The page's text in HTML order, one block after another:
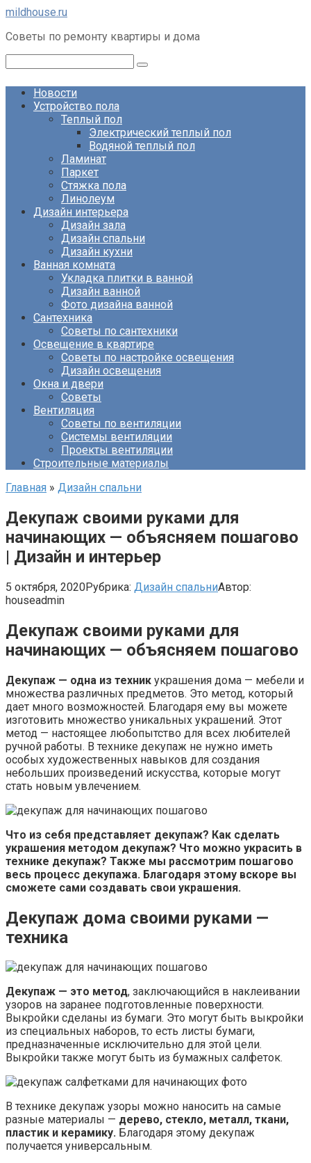
Перейти
контенту
mildhouse.ru
Советы по ремонту квартиры и дома
Новости
Устройство пола
Теплый пол
Электрический теплый пол
Водяной теплый пол
Ламинат
Паркет
Стяжка пола
Линолеум
Дизайн интерьера
Дизайн зала
Дизайн спальни
Дизайн кухни
Ванная комната
Укладка плитки в ванной
Дизайн ванной
Фото дизайна ванной
Сантехника
Советы по сантехники
Освещение в квартире
Советы по настройке освещения
Дизайн освещения
Окна и двери
Советы
Вентиляция
Советы по вентиляции
Системы вентиляции
Проекты вентиляции
Строительные материалы
Главная » Дизайн спальни
Декупаж своими руками для
начинающих — объясняем пошагово
| Дизайн и интерьер
5 октября, 2020Рубрика: Дизайн спальниАвтор:
houseadmin
Декупаж своими руками для
начинающих — объясняем пошагово
Декупаж — одна из техник украшения дома — мебели и
множества различных предметов. Это метод, который
дает много возможностей. Благодаря ему вы можете
изготовить множество уникальных украшений. Этот
метод — настоящее любопытство для всех любителей
ручной работы. В технике декупаж не нужно иметь
особых художественных навыков для создания
небольших произведений искусства, которые могут
стать новым увлечением.
Что из себя представляет декупаж? Как сделать
украшения методом декупаж? Что можно украсить в
технике декупаж? Также мы рассмотрим пошагово
весь процесс декупажа. Благодаря этому вскоре вы
сможете сами создавать свои украшения.
Декупаж дома своими руками —
техника
Декупаж — это метод, заключающийся в наклеивании
узоров на заранее подготовленные поверхности.
Выкройки сделаны из бумаги. Это могут быть выкройки
из специальных наборов, то есть листы бумаги,
предназначенные исключительно для этой цели.
Выкройки также могут быть из бумажных салфеток.
В технике декупаж узоры можно наносить на самые
разные материалы — дерево, стекло, металл, ткани,
пластик и керамику. Благодаря этому декупаж
получается универсальным.